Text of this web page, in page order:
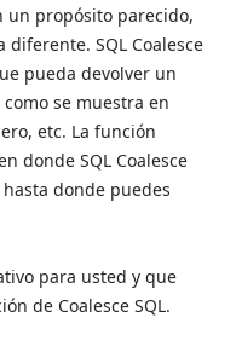
un propósito parecido,
SQL Coalesce
pueda devolver un
se muestra en
etc. La función
donde SQL Coalesce
donde puedes
para usted y que
de Coalesce SQL.